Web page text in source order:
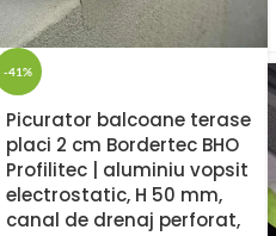
-41%
Picurator balcoane terase
placi 2 cm Bordertec BHO
Profilitec | aluminiu vopsit
electrostatic, H 50 mm,
canal de drenaj perforat,